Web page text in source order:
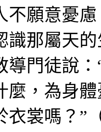
不願意憂
識那屬天
導門徒說
麼，為身
衣裳嗎？”